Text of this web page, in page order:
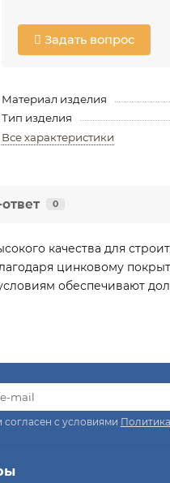
Задать вопрос
Материал изделия
Тип изделия
Все характеристики
0
качества для
цинковому
обеспечивают
согласен с условиями